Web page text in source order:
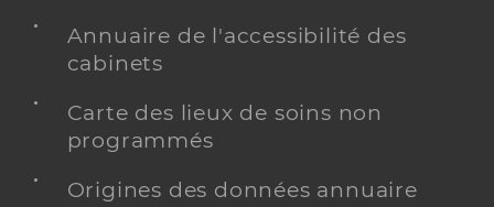
Annuaire de l'accessibilité des
cabinets
Carte des lieux de soins non
programmés
Origines des données annuaire